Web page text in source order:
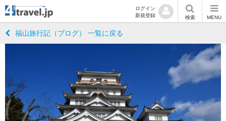
ログイン
新規登録
検索 MENU
福山旅行記（ブログ） 一覧に戻る